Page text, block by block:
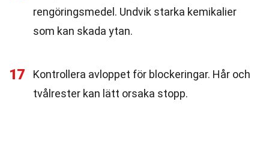
rengöringsmedel. Undvik starka kemikalier
som kan skada ytan.
17
Kontrollera avloppet för blockeringar. Hår och
tvålrester kan lätt orsaka stopp.